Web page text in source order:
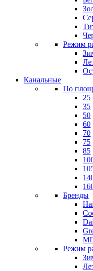
Режим
Канальные
По
25
35
50
60
70
75
85
Бренды
Режим